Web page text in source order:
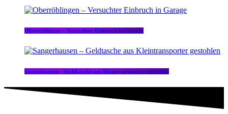
Oberröblingen – Versuchter Einbruch in Garage
Sangerhausen – Geldtasche aus Kleintransporter gestohlen